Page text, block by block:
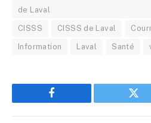
de Laval
CISSS CISSS de Laval
Information Laval Santé
Facebook